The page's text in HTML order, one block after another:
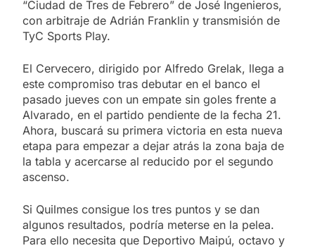
“Ciudad de Tres de Febrero” de José Ingenieros,
con arbitraje de Adrián Franklin y transmisión de
TyC Sports Play.
El Cervecero, dirigido por Alfredo Grelak, llega a
este compromiso tras debutar en el banco el
pasado jueves con un empate sin goles frente a
Alvarado, en el partido pendiente de la fecha 21.
Ahora, buscará su primera victoria en esta nueva
etapa para empezar a dejar atrás la zona baja de
la tabla y acercarse al reducido por el segundo
ascenso.
Si Quilmes consigue los tres puntos y se dan
algunos resultados, podría meterse en la pelea.
Para ello necesita que Deportivo Maipú, octavo y